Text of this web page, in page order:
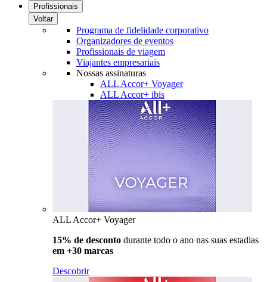
Profissionais
Voltar
Programa de fidelidade corporativo
Organizadores de eventos
Profissionais de viagem
Viajantes empresariais
Nossas assinaturas
ALL Accor+ Voyager
ALL Accor+ ibis
ALL Accor+ Voyager
15% de desconto durante todo o ano nas suas estadias
em +30 marcas
Descobrir